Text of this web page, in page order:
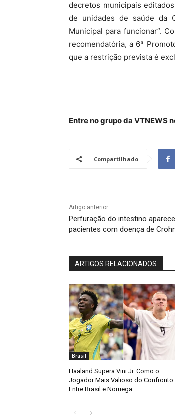
decretos municipais
de unidades de saúde da
Municipal para funcionar”.
recomendatória, a 6ª
que a restrição prevista é
Entre no grupo da VTNEWS
Compartilhado
Artigo anterior
Perfuração do intestino
pacientes com doença de Crohn
ARTIGOS RELACIONADOS
Brasil
Haaland Supera Vini Jr. Como o
Jogador Mais Valioso do Confronto
Entre Brasil e Noruega